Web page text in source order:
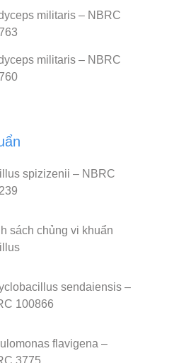
militaris – NBRC
militaris – NBRC
spizizenii – NBRC
sách chủng vi khuẩn
sendaiensis –
100866
flavigena –
3775